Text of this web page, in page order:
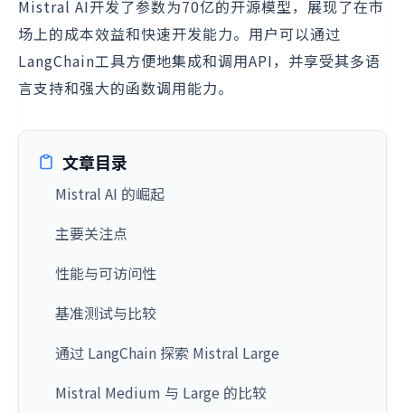
Mistral AI开发了参数为70亿的开源模型，展现了在市
场上的成本效益和快速开发能力。用户可以通过
LangChain工具方便地集成和调用API，并享受其多语
言支持和强大的函数调用能力。
文章目录
Mistral AI 的崛起
主要关注点
性能与可访问性
基准测试与比较
通过 LangChain 探索 Mistral Large
Mistral Medium 与 Large 的比较